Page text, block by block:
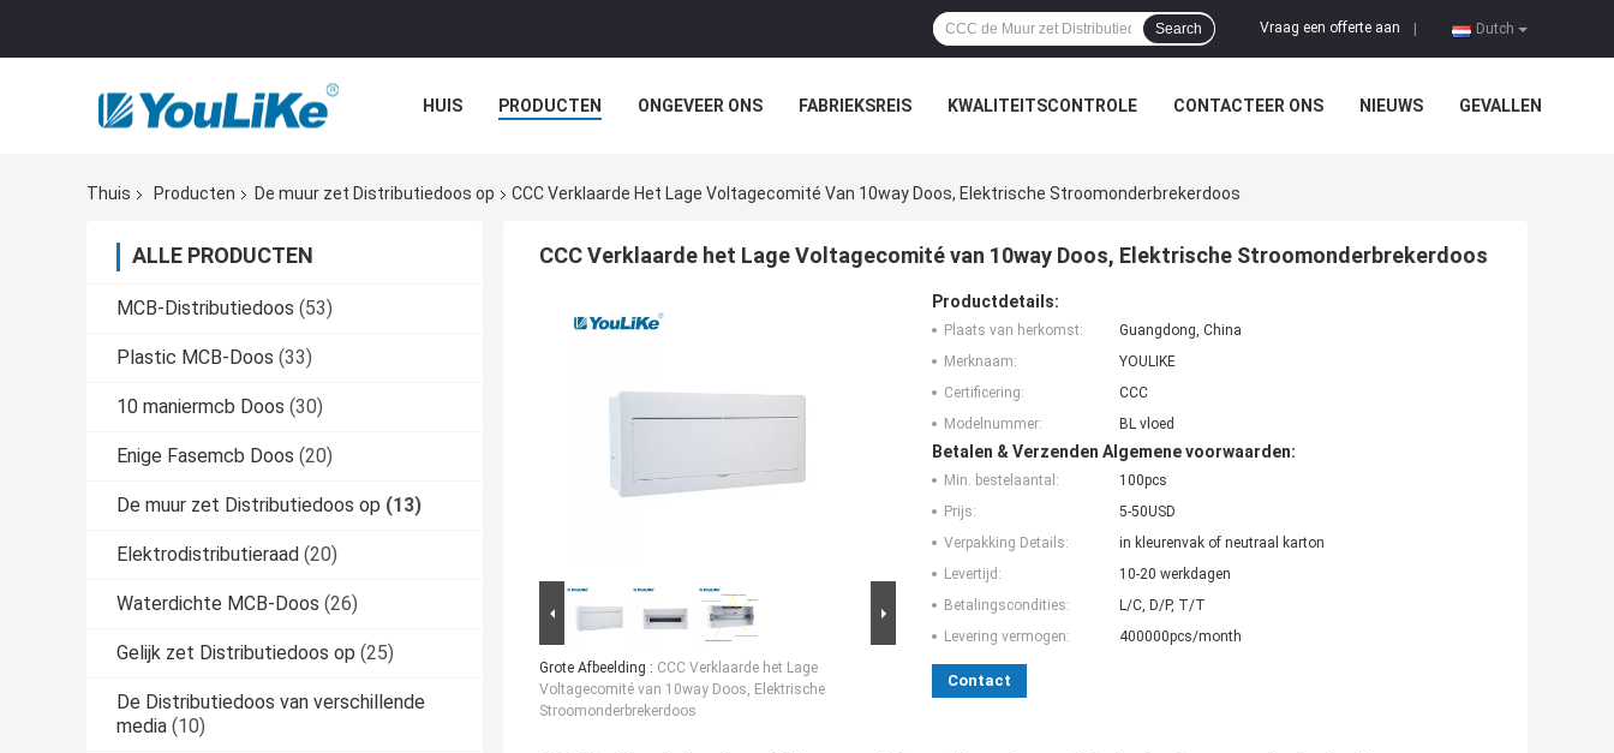
Dutch
Vraag een offerte aan
Search
HUIS PRODUCTEN ONGEVEER ONS FABRIEKSREIS KWALITEITSCONTROLE CONTACTEER ONS NIEUWS GEVALLEN
Thuis Producten De muur zet Distributiedoos op CCC Verklaarde Het Lage Voltagecomité Van 10way Doos, Elektrische Stroomonderbrekerdoos
ALLE PRODUCTEN
MCB-Distributiedoos (53)
Plastic MCB-Doos (33)
10 maniermcb Doos (30)
Enige Fasemcb Doos (20)
De muur zet Distributiedoos op (13)
Elektrodistributieraad (20)
Waterdichte MCB-Doos (26)
Gelijk zet Distributiedoos op (25)
De Distributiedoos van verschillende
media (10)
CCC Verklaarde het Lage Voltagecomité van 10way Doos, Elektrische Stroomonderbrekerdoos
Grote Afbeelding : CCC Verklaarde het Lage
Voltagecomité van 10way Doos, Elektrische
Stroomonderbrekerdoos
Productdetails:
Plaats van herkomst:
Guangdong, China
Merknaam:
YOULIKE
Certificering:
CCC
Modelnummer:
BL vloed
Betalen & Verzenden Algemene voorwaarden:
Min. bestelaantal:
100pcs
Prijs:
5-50USD
Verpakking Details:
in kleurenvak of neutraal karton
Levertijd:
10-20 werkdagen
Betalingscondities:
L/C, D/P, T/T
Levering vermogen:
400000pcs/month
Contact